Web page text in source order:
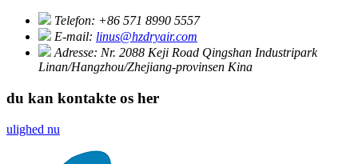
Telefon: +86 571 8990 5557
E-mail: linus@hzdryair.com
Adresse: Nr. 2088 Keji Road Qingshan Industripark
Linan/Hangzhou/Zhejiang-provinsen Kina
du kan kontakte os her
ulighed nu